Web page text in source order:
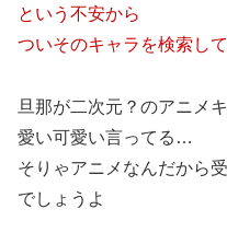
という不安から
ついそのキャラを検索し
旦那が二次元？のアニメ
愛い可愛い言ってる…
そりゃアニメなんだから
でしょうよ